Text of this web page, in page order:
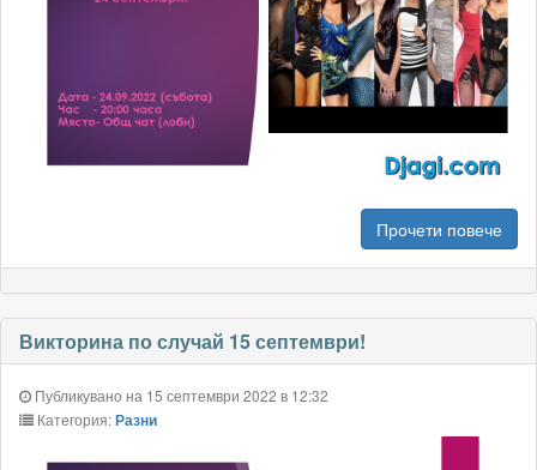
Прочети повече
Викторина по случай 15 септември!
Публикувано на 15 септември 2022 в 12:32
Категория:Разни